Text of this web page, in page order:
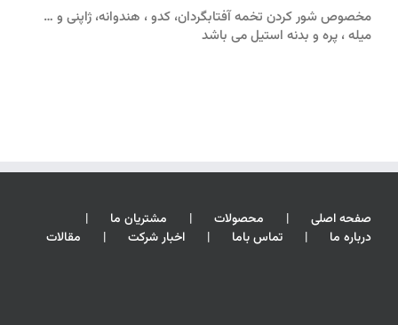
مخصوص شور کردن تخمه آفتابگردان، کدو ، هندوانه، ژاپنی و …
میله ، پره و بدنه استیل می باشد
صفحه اصلی محصولات
مشتریان ما
درباره ما
تماس باما اخبار شرکت مقالات